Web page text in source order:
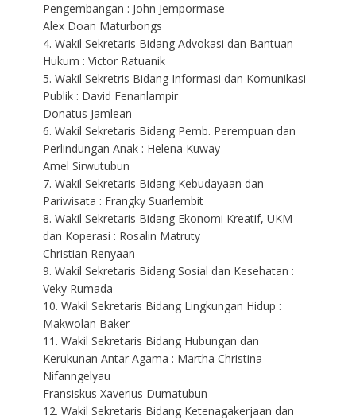
Pengembangan : John Jempormase
Alex Doan Maturbongs
4. Wakil Sekretaris Bidang Advokasi dan Bantuan
Hukum : Victor Ratuanik
5. Wakil Sekretris Bidang Informasi dan Komunikasi
Publik : David Fenanlampir
Donatus Jamlean
6. Wakil Sekretaris Bidang Pemb. Perempuan dan
Perlindungan Anak : Helena Kuway
Amel Sirwutubun
7. Wakil Sekretaris Bidang Kebudayaan dan
Pariwisata : Frangky Suarlembit
8. Wakil Sekretaris Bidang Ekonomi Kreatif, UKM
dan Koperasi : Rosalin Matruty
Christian Renyaan
9. Wakil Sekretaris Bidang Sosial dan Kesehatan :
Veky Rumada
10. Wakil Sekretaris Bidang Lingkungan Hidup :
Makwolan Baker
11. Wakil Sekretaris Bidang Hubungan dan
Kerukunan Antar Agama : Martha Christina
Nifanngelyau
Fransiskus Xaverius Dumatubun
12. Wakil Sekretaris Bidang Ketenagakerjaan dan